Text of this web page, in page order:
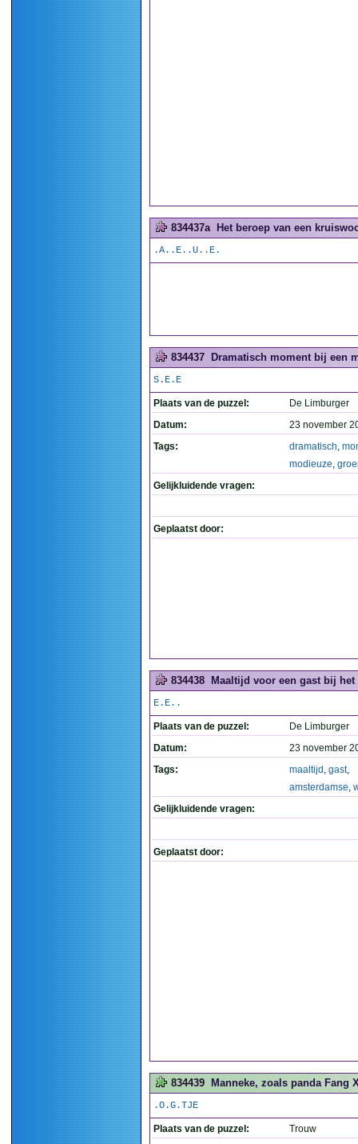
834437a Het beroep van een
.A..E..U..E.
834437 Dramatisch moment bij een
S.E.E
Plaats van de puzzel:
De Limburger
Datum:
23 november
Tags:
dramatisch,
modieuze,
Gelijkluidende vragen:
Geplaatst door:
834438 Maaltijd voor een gast bij het
E.E..
Plaats van de puzzel:
De Limburger
Datum:
23 november
Tags:
maaltijd , gast,
amsterdamse,
Gelijkluidende vragen:
Geplaatst door:
834439 Manneke, zoals panda Fang
.O.G.TJE
Plaats van de puzzel:
Trouw